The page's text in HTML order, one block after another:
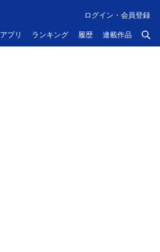
アプリ ランキング 履歴 連載作品
ログイン・会員登録